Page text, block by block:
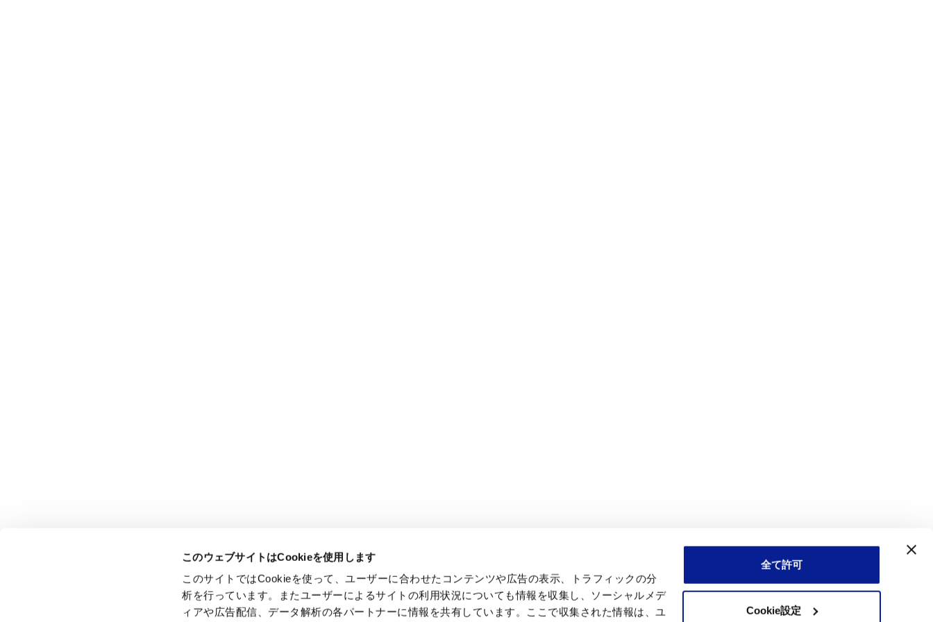
このウェブサイトはCookieを使用します
このサイトではCookieを使って、ユーザーに合わせたコンテンツや広告の表示、トラフィックの分
析を行っています。またユーザーによるサイトの利用状況についても情報を収集し、ソーシャルメデ
ィアや広告配信、データ解析の各パートナーに情報を共有しています。ここで収集された情報は、ユ
全て許可
Cookie設定